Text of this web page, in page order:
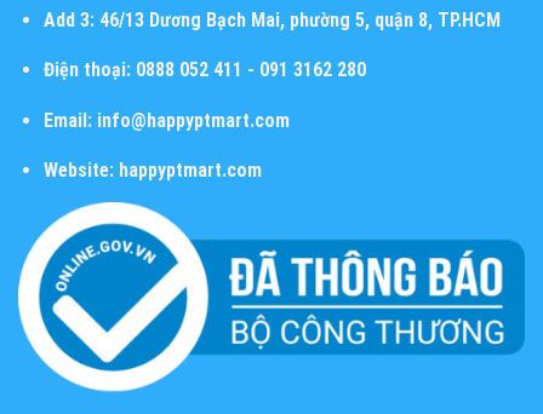
Add 3:46/13 Dương Bạch Mai, phường 5, quận 8, TP.HCM
Điện thoại:0888 052 411 - 091 3162 280
Email:info@happyptmart.com
Website: happyptmart.com